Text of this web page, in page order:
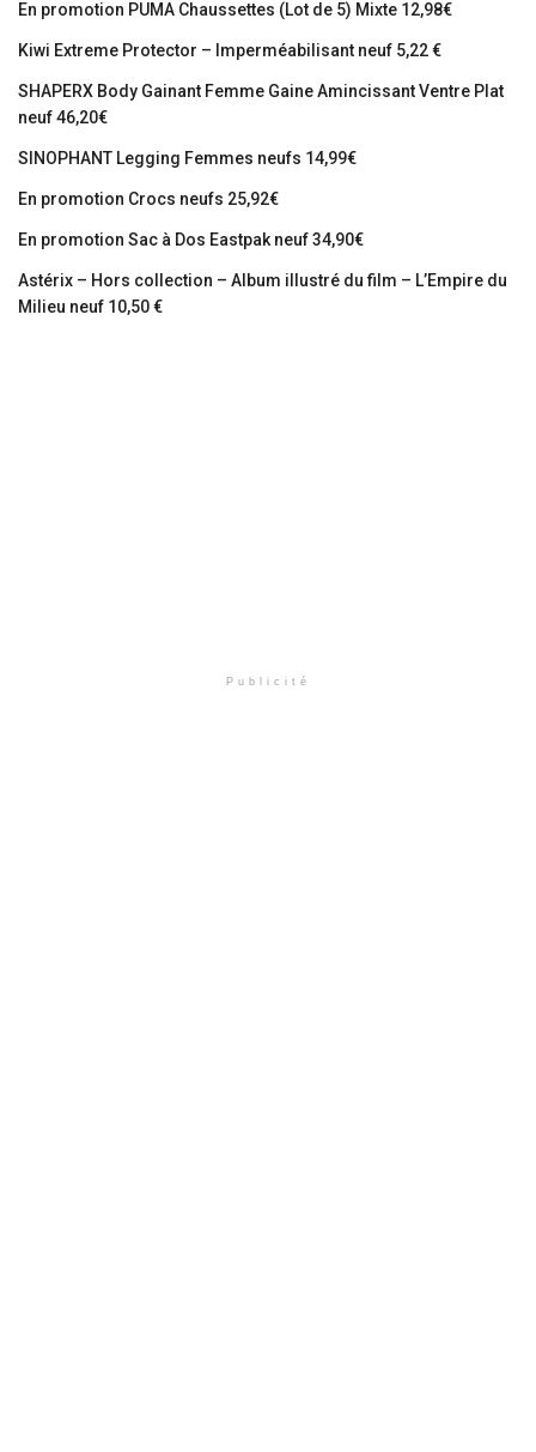
En promotion PUMA Chaussettes (Lot de 5) Mixte 12,98€
Kiwi Extreme Protector – Imperméabilisant neuf 5,22 €
SHAPERX Body Gainant Femme Gaine Amincissant Ventre Plat
neuf 46,20€
SINOPHANT Legging Femmes neufs 14,99€
En promotion Crocs neufs 25,92€
En promotion Sac à Dos Eastpak neuf 34,90€
Astérix – Hors collection – Album illustré du film – L’Empire du
Milieu neuf 10,50 €
Publicité